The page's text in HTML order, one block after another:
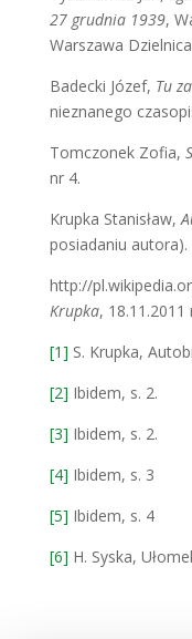
27 grudnia 1939,
Warszawa
Badecki Józef, Tu
nieznanego
Tomczonek Zofia,
nr 4.
Krupka Stanisław,
posiadaniu autora).
http://
Krupka, 18.11.2011
[1] S. Krupka,
[2] Ibidem, s. 2.
[3] Ibidem, s. 2.
[4] Ibidem, s. 3
[5] Ibidem, s. 4
[6] H. Syska,